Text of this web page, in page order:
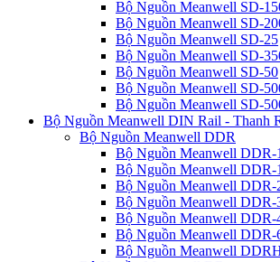
Bộ Nguồn Meanwell SD-
Bộ Nguồn Meanwell SD-
Bộ Nguồn Meanwell SD-25
Bộ Nguồn Meanwell SD-
Bộ Nguồn Meanwell SD-50
Bộ Nguồn Meanwell SD-
Bộ Nguồn Meanwell SD-
Bộ Nguồn Meanwell DIN Rail - Thanh
Bộ Nguồn Meanwell DDR
Bộ Nguồn Meanwell DDR-
Bộ Nguồn Meanwell DDR-
Bộ Nguồn Meanwell DDR-
Bộ Nguồn Meanwell DDR-
Bộ Nguồn Meanwell DDR-
Bộ Nguồn Meanwell DDR-
Bộ Nguồn Meanwell